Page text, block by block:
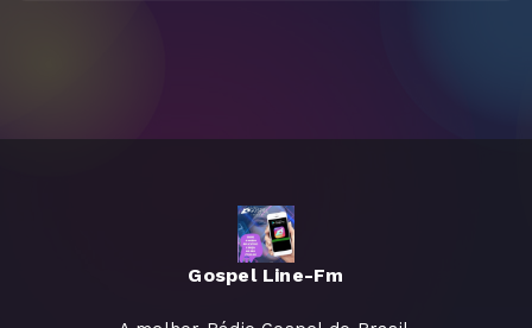
Gospel Line-Fm